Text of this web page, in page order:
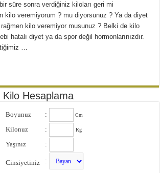
?
Tarifi
süre sonra verdiğiniz kiloları geri mi
kilo veremiyorum ? mu diyorsunuz ? Ya da diyet
kilo veremiyor musunuz ? Belki de kilo
hatalı diyet ya da spor değil hormonlarınızdır.
…
Hesaplama
Boyunuz : Cm
Kilonuz : Kg
Yaşınız :
Cinsiyetiniz :